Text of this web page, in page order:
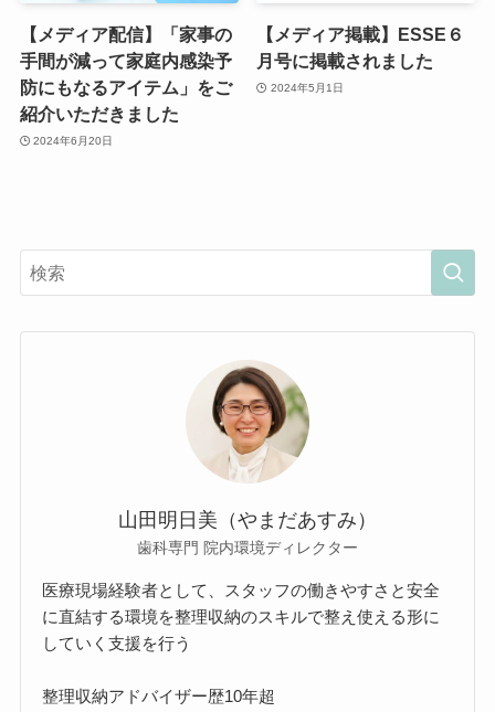
【メディア配信】「家事の
手間が減って家庭内感染予
防にもなるアイテム」をご
紹介いただきました
2024年6月20日
【メディア掲載】ESSE６
月号に掲載されました
2024年5月1日
山田明日美（やまだあすみ）
歯科専門 院内環境ディレクター
医療現場経験者として、スタッフの働きやすさと安全
に直結する環境を整理収納のスキルで整え使える形に
していく支援を行う
整理収納アドバイザー歴10年超